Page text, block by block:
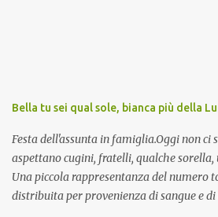
Bella tu sei qual sole, bianca più della
Festa dell'assunta in famiglia.Oggi non ci
aspettano cugini, fratelli, qualche
Una piccola rappresentanza del numero
distribuita per provenienza di sangue e di